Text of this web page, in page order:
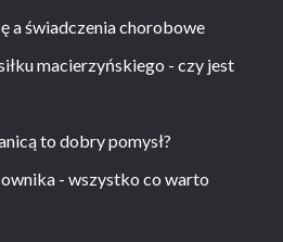
a świadczenia chorobowe
macierzyńskiego - czy jest
to dobry pomysł?
- wszystko co warto